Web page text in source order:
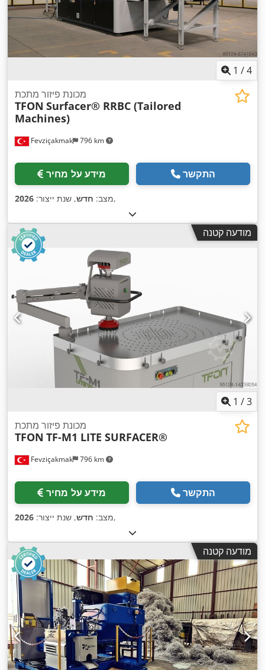
1 /4
Fevziçakmak 796 km
מכונת פיזור מתכת
TFON Surfacer® RRBC (Tailored
Machines)
מידע על מחיר התקשר
מצב: חדש, שנת ייצור: 2026 ,
מודעה קטנה
1 /3
Fevziçakmak 796 km
מכונת פיזור מתכת
TFON TF-M1 LITE SURFACER®
מידע על מחיר התקשר
מצב: חדש, שנת ייצור: 2026 ,
מודעה קטנה